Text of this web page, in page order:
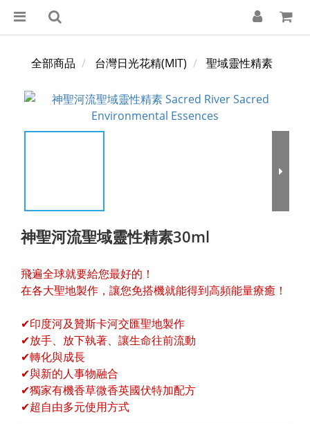
全部商品 台灣日光花精(MIT) 聖域靈性精素
神聖河流聖域靈性精素30ml
飛遍全球就要給您最好的！
在各大聖地製作，讓您免搭機就能得到高頻能量療癒！
✔印度河及贊斯卡河交匯聖地製作
✔放手、放下執著、讓生命往前流動
✔轉化與成長
✔與新的人事物融合
✔獨家有機香草微香英國伏特加配方
✔超自由多元使用方式